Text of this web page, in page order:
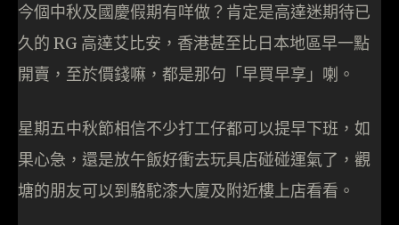
今個中秋及國慶假期有咩做？肯定是高達迷期待已
久的 RG 高達艾比安，香港甚至比日本地區早一點
開賣，至於價錢嘛，都是那句「早買早享」喇。
星期五中秋節相信不少打工仔都可以提早下班，如
果心急，還是放午飯好衝去玩具店碰碰運氣了，觀
塘的朋友可以到駱駝漆大廈及附近樓上店看看。